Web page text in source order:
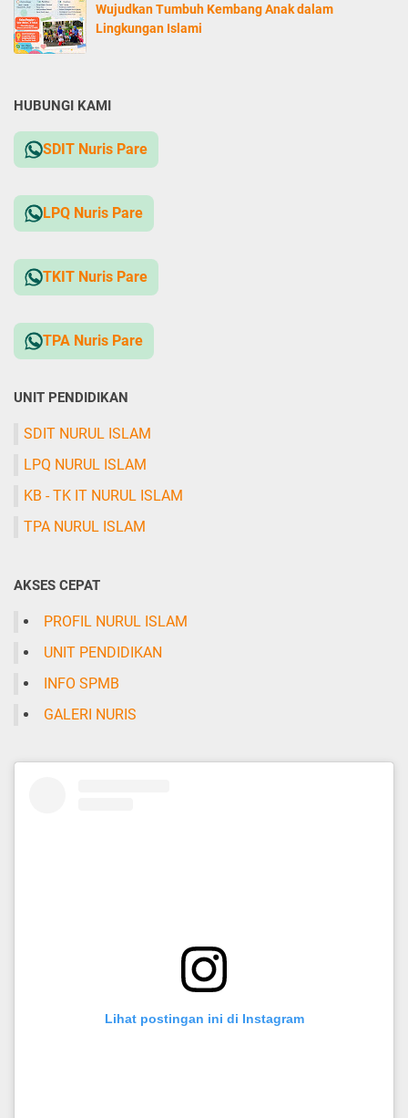
Wujudkan Tumbuh Kembang Anak dalam
Lingkungan Islami
HUBUNGI KAMI
SDIT Nuris Pare
LPQ Nuris Pare
TKIT Nuris Pare
TPA Nuris Pare
UNIT PENDIDIKAN
SDIT NURUL ISLAM
LPQ NURUL ISLAM
KB - TK IT NURUL ISLAM
TPA NURUL ISLAM
AKSES CEPAT
PROFIL NURUL ISLAM
UNIT PENDIDIKAN
INFO SPMB
GALERI NURIS
Lihat postingan ini di Instagram